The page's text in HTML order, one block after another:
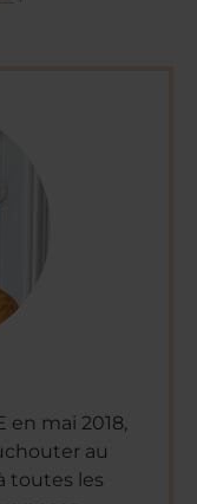
mai 2018,
au
toutes les